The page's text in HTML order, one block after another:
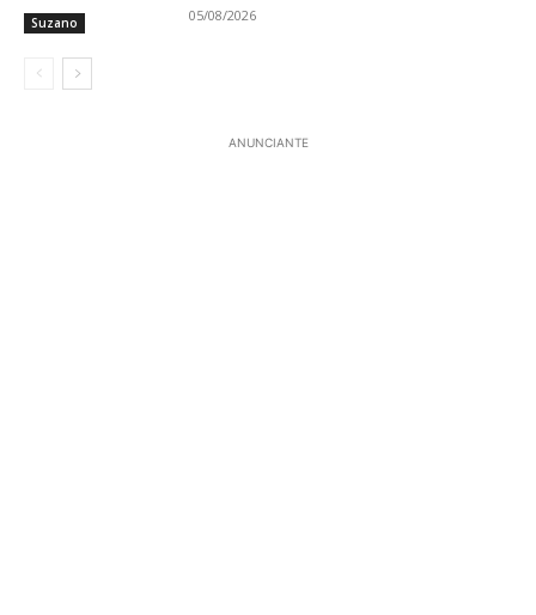
Suzano 05/08/2026
ANUNCIANTE